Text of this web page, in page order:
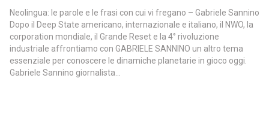
Neolingua: le parole e le frasi con cui vi fregano – Gabriele Sannino
Dopo il Deep State americano, internazionale e italiano, il NWO, la
corporation mondiale, il Grande Reset e la 4° rivoluzione
industriale affrontiamo con GABRIELE SANNINO un altro tema
essenziale per conoscere le dinamiche planetarie in gioco oggi.
Gabriele Sannino giornalista...